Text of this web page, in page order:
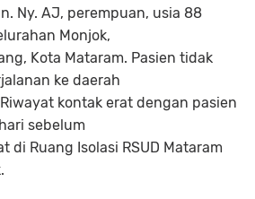
Ny. AJ, perempuan, usia 88
Monjok,
Kota Mataram. Pasien tidak
ke daerah
kontak erat dengan pasien
sebelum
di Ruang Isolasi RSUD Mataram